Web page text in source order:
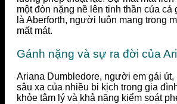
một đòn nặng nề lên tinh thần của cả
là Aberforth, người luôn mang trong
mất mát.
Gánh nặng và sự ra đời của
Ariana Dumbledore, người em gái út,
sâu xa của nhiều bi kịch trong gia
khỏe tâm lý và khả năng kiểm soát